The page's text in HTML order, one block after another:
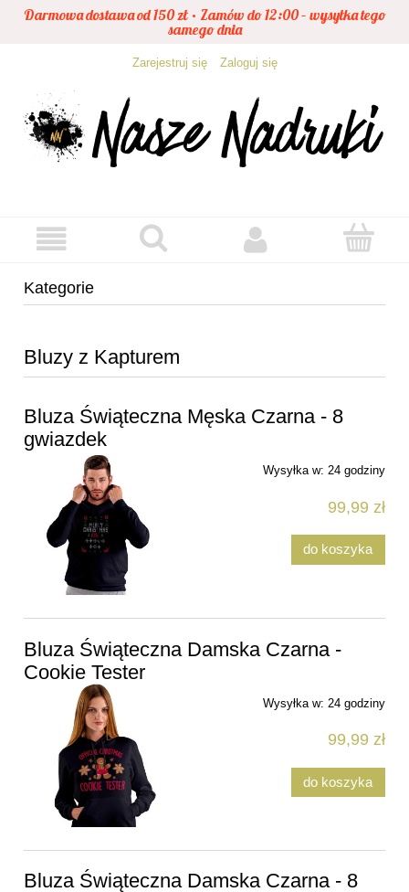
Darmowa dostawa od 150 zł • Zamów do 12:00 – wysyłka tego
samego dnia
Zarejestruj się Zaloguj się
Kategorie
Bluzy z Kapturem
Bluza Świąteczna Męska Czarna - 8
gwiazdek
Wysyłka w: 24 godziny
99,99 zł
do koszyka
Bluza Świąteczna Damska Czarna -
Cookie Tester
Wysyłka w: 24 godziny
99,99 zł
do koszyka
Bluza Świąteczna Damska Czarna - 8